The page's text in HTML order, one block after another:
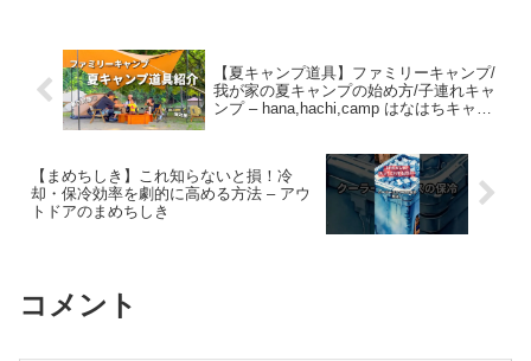
【夏キャンプ道具】ファミリーキャンプ/
我が家の夏キャンプの始め方/子連れキャ
ンプ – hana,hachi,camp はなはちキャン
【まめちしき】これ知らないと損！冷
却・保冷効率を劇的に高める方法 – アウ
トドアのまめちしき
コメント